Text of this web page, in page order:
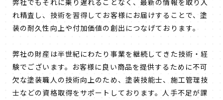
れ精査し、技術を習得してお客様にお届けすることで、塗
装の耐久性向上や付加価値の創出につなげております。
弊社の財産は半世紀にわたり事業を継続してきた技術・経
験でございます。お客様に良い商品を提供するために不可
欠な塗装職人の技術向上のため、塗装技能士、施工管理技
士などの資格取得をサポートしております。人手不足が課